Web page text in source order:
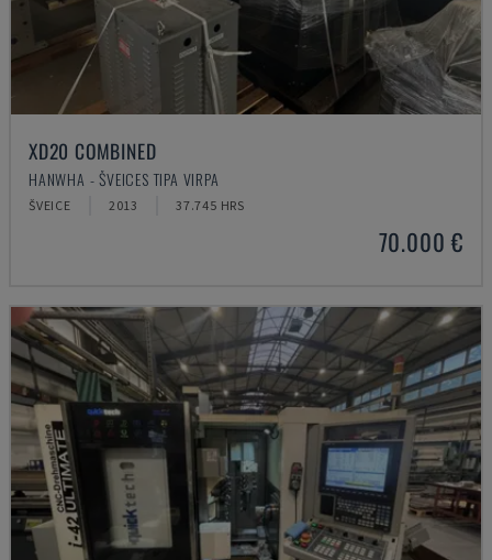
XD20 COMBINED
HANWHA - ŠVEICES TIPA VIRPA
ŠVEICE 2013 37.745 HRS
70.000 €